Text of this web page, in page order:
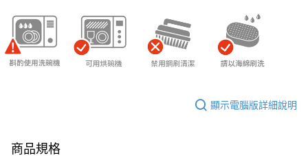
顯示電腦版詳細說明
商品規格